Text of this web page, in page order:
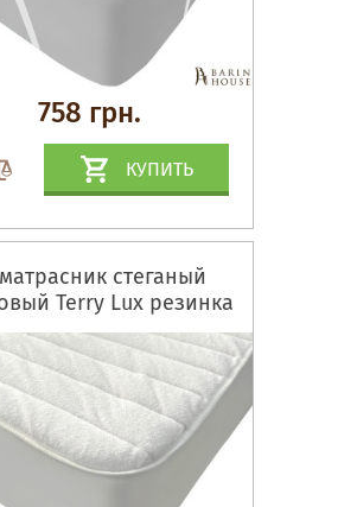
758 грн.
КУПИТЬ
стеганый
Terry Lux резинка
по периметру